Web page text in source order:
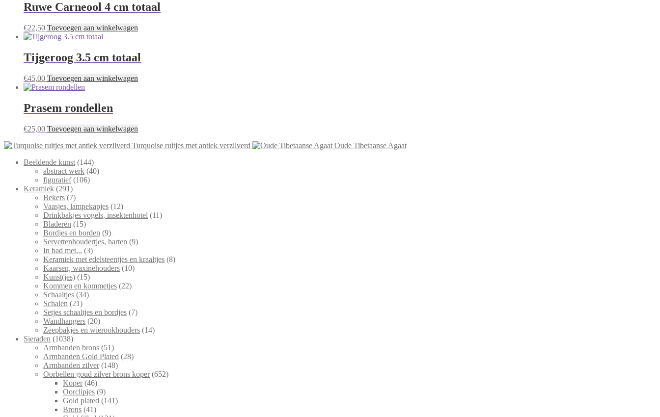
Ruwe Carneool 4 cm totaal
€22,50 Toevoegen aan winkelwagen
Tijgeroog 3.5 cm totaal
€45,00 Toevoegen aan winkelwagen
Prasem rondellen
€25,00 Toevoegen aan winkelwagen
Turquoise ruitjes met antiek verzilverd
Oude Tibetaanse Agaat
Beeldende kunst 144144
producten
abstract werk 4040
figuratief 106106
Keramiek 291291
producten
Bekers 77
producten
Vaasjes, lampekapjes 1212
producten
Drinkbakjes vogels, insektenhotel 1111
Bladeren 1515
producten
Bordjes en borden 99
producten
Servettenhoudertjes, harten 99
In bad met... 33
producten
Keramiek met edelsteentjes en kraaltjes 88
Kaarsen, waxinehouders 1010
Kunst(jes) 1515
producten
Kommen en kommetjes 2222
Schaaltjes 3434
Schalen 2121
producten
Setjes schaaltjes en bordjes 77
Wandhangers 2020
producten
Zeepbakjes en wierookhouders 1414
Sieraden 10381038
producten
Armbanden brons 5151
producten
Armbanden Gold Plated 2828
Armbanden zilver 148148
producten
Oorbellen goud zilver brons koper 652652
Koper 4646
producten
Oorclipjes 99
producten
Gold plated 141141
Brons 4141